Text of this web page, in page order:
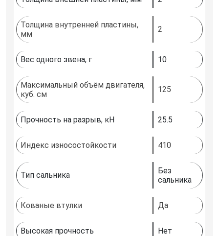
Толщина внутренней пластины,
мм
2
Вес одного звена, г 10
Максимальный объём двигателя,
куб. см
125
Прочность на разрыв, кН 25.5
Индекс износостойкости 410
Тип сальника
Без
сальника
Кованые втулки Да
Высокая прочность Нет